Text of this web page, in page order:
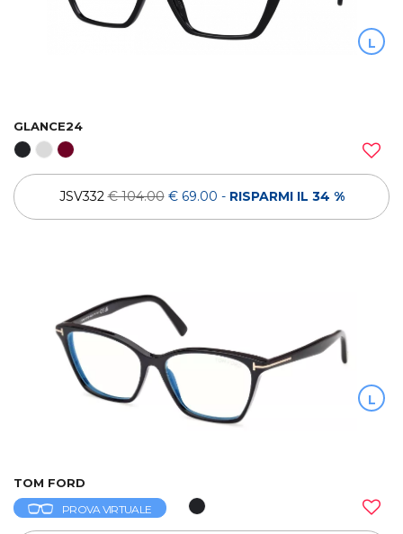
L
GLANCE24
JSV332€ 104.00 € 69.00 - RISPARMI IL 34 %
L
TOM FORD
PROVA VIRTUALE